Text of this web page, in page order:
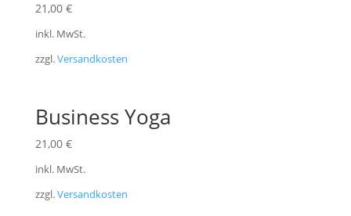
21,00 €
inkl. MwSt.
zzgl.Versandkosten
Business Yoga
21,00 €
inkl. MwSt.
zzgl.Versandkosten